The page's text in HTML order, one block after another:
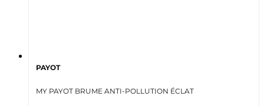
PAYOT
MY PAYOT BRUME ANTI-POLLUTION ÉCLAT